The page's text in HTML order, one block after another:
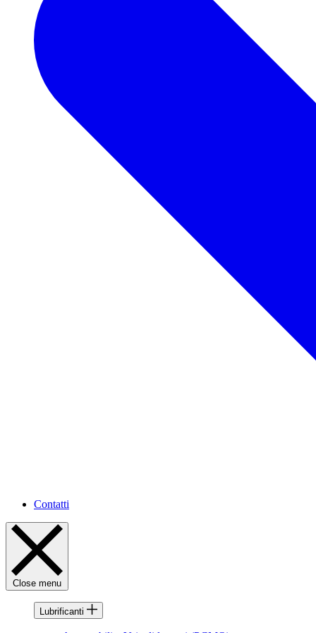
Contatti
Close menu
Lubrificanti